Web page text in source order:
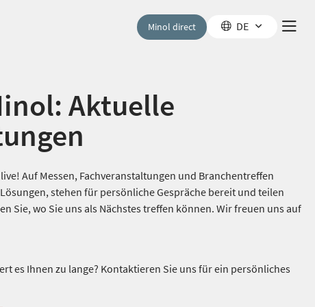
Minol direct DE
Aktuelle
Auf Messen, Fachveranstaltungen und Branchentreffen
stehen für persönliche Gespräche bereit und teilen
Sie, wo Sie uns als Nächstes treffen können. Wir freuen uns auf
es Ihnen zu lange? Kontaktieren Sie uns für ein persönliches